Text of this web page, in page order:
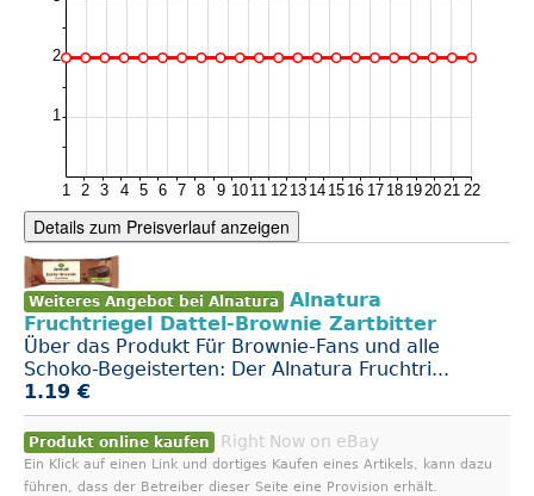
Details zum Preisverlauf anzeigen
Weiteres Angebot bei Alnatura
Alnatura
Fruchtriegel Dattel-Brownie Zartbitter
Über das Produkt Für Brownie-Fans und alle
Schoko-Begeisterten: Der Alnatura Fruchtri...
1.19 €
Produkt online kaufen Right Now on eBay
Ein Klick auf einen Link und dortiges Kaufen eines Artikels, kann dazu
führen, dass der Betreiber dieser Seite eine Provision erhält.